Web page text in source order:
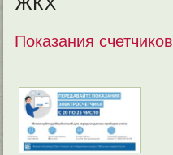
Показания счетчиков